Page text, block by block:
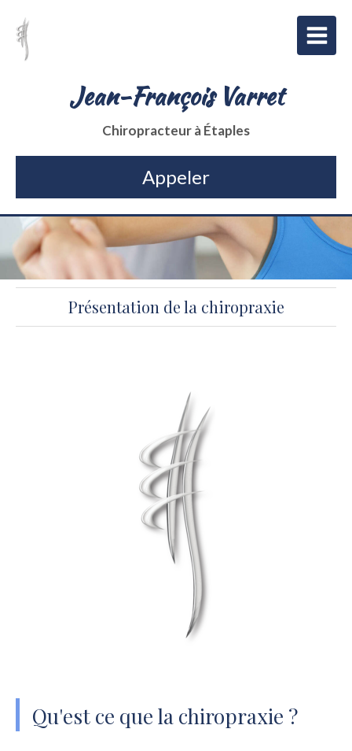
Jean-François Varret
Chiropracteur à Étaples
Appeler
Présentation de la chiropraxie
Qu'est ce que la chiropraxie ?